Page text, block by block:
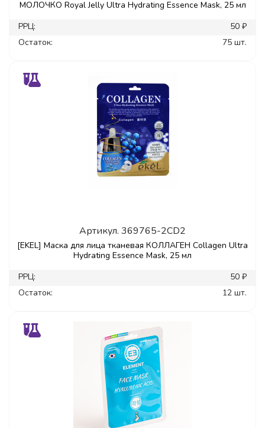
МОЛОЧКО Royal Jelly Ultra Hydrating Essence Mask, 25 мл
РРЦ:
50 ₽
Остаток:
75 шт.
Артикул. 369765-2CD2
[EKEL] Маска для лица тканевая КОЛЛАГЕН Collagen Ultra
Hydrating Essence Mask, 25 мл
РРЦ:
50 ₽
Остаток:
12 шт.